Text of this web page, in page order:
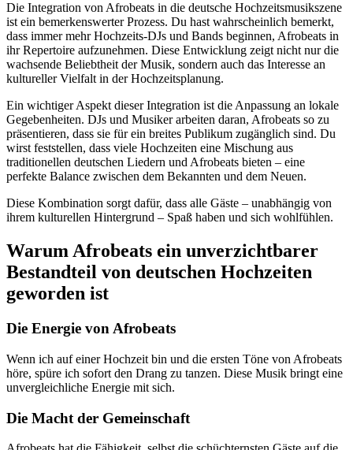
Die Integration von Afrobeats in die deutsche Hochzeitsmusikszene
ist ein bemerkenswerter Prozess. Du hast wahrscheinlich bemerkt,
dass immer mehr Hochzeits-DJs und Bands beginnen, Afrobeats in
ihr Repertoire aufzunehmen. Diese Entwicklung zeigt nicht nur die
wachsende Beliebtheit der Musik, sondern auch das Interesse an
kultureller Vielfalt in der Hochzeitsplanung.
Ein wichtiger Aspekt dieser Integration ist die Anpassung an lokale
Gegebenheiten. DJs und Musiker arbeiten daran, Afrobeats so zu
präsentieren, dass sie für ein breites Publikum zugänglich sind. Du
wirst feststellen, dass viele Hochzeiten eine Mischung aus
traditionellen deutschen Liedern und Afrobeats bieten – eine
perfekte Balance zwischen dem Bekannten und dem Neuen.
Diese Kombination sorgt dafür, dass alle Gäste – unabhängig von
ihrem kulturellen Hintergrund – Spaß haben und sich wohlfühlen.
Warum Afrobeats ein unverzichtbarer
Bestandteil von deutschen Hochzeiten
geworden ist
Die Energie von Afrobeats
Wenn ich auf einer Hochzeit bin und die ersten Töne von Afrobeats
höre, spüre ich sofort den Drang zu tanzen. Diese Musik bringt eine
unvergleichliche Energie mit sich.
Die Macht der Gemeinschaft